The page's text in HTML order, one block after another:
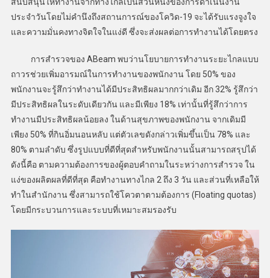
ประจำวันโดยไม่คำนึงถึงสถานการณ์ของโควิด-19 จะได้รับแรงจูงใจ
และความมั่นคงทางจิตใจในแง่ดี ซึ่งจะส่งผลต่อการทำงานได้โดยตรง
การสำรวจของ ABeam พบว่านโยบายการทำงานระยะไกลแบบ
ถาวรช่วยเพิ่มอารมณ์ในการทำงานของพนักงาน โดย 50% ของ
พนักงานจะรู้สึกว่าทำงานได้มีประสิทธิผลมากกว่าเดิม อีก 32% รู้สึกว่า
มีประสิทธิผลในระดับเดียวกัน และมีเพียง 18% เท่านั้นที่รู้สึกว่าการ
ทำงานมีประสิทธิผลน้อยลง ในด้านสุขภาพของพนักงาน จากเดิมมี
เพียง 50% ที่กินอิ่มนอนหลับ แต่ตัวเลขดังกล่าวเพิ่มขึ้นเป็น 78% และ
80% ตามลำดับ ซึ่งรูปแบบที่ดีที่สุดสำหรับพนักงานนั้นสามารถสรุปได้
ดังนี้คือ ตามความต้องการของผู้ตอบคำถามในระหว่างการสำรวจ ใน
แง่ของผลิตผลที่ดีที่สุด คือทำงานทางไกล 2 ถึง 3 วัน และส่วนที่เหลือให้
ทำในสำนักงาน ซึ่งสามารถใช้โควตาตามต้องการ (Floating quotas)
โดยมีกระบวนการและระบบที่เหมาะสมรองรับ